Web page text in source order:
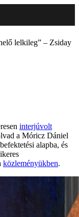
lelkileg” – Zsiday
interjúvolt
a Móricz Dániel
alapba, és
közleményükben.